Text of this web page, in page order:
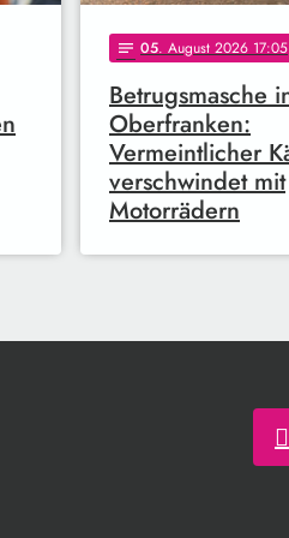
notes 05. August 2026 17:05
Betrugsmasche
Oberfranken:
Vermeintlicher
verschwindet mit
Motorrädern